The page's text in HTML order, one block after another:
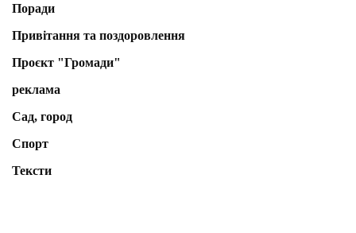
Поради
Привітання та поздоровлення
Проєкт "Громади"
реклама
Сад, город
Спорт
Тексти